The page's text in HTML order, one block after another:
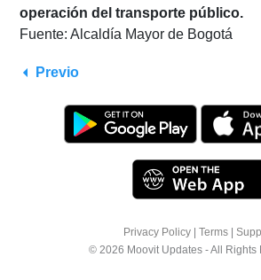
operación del transporte público.
Fuente: Alcaldía Mayor de Bogotá
Previo
Privacy Policy | Terms |
© 2026 Moovit Updates - All Rights